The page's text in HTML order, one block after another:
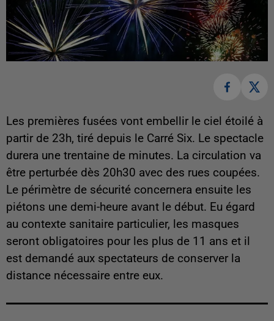
Les premières fusées vont embellir le ciel étoilé à
partir de 23h, tiré depuis le Carré Six. Le spectacle
durera une trentaine de minutes. La circulation va
être perturbée dès 20h30 avec des rues coupées.
Le périmètre de sécurité concernera ensuite les
piétons une demi-heure avant le début. Eu égard
au contexte sanitaire particulier, les masques
seront obligatoires pour les plus de 11 ans et il
est demandé aux spectateurs de conserver la
distance nécessaire entre eux.